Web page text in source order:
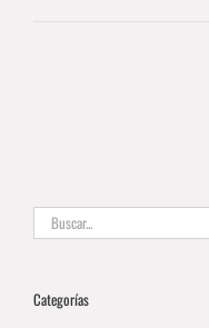
Buscar:
Categorías